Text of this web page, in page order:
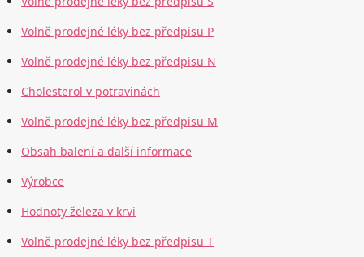
Volně prodejné léky bez předpisu P
Volně prodejné léky bez předpisu N
Cholesterol v potravinách
Volně prodejné léky bez předpisu M
Obsah balení a další informace
Výrobce
Hodnoty železa v krvi
Volně prodejné léky bez předpisu T